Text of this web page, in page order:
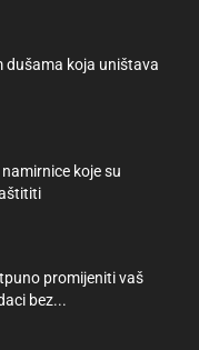
dušama koja uništava
koje su
promijeniti vaš
bez...